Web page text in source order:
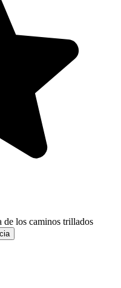
de los caminos trillados